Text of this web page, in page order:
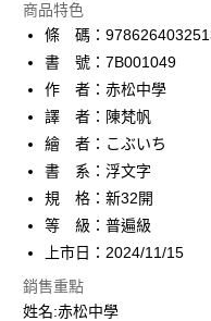
AFTEE先享後付
相關說明
AFTEE先享後付是「在收到商
便利好安心！
１．簡單：不需註冊會員、不
２．便利：只要手機號碼，簡
３．安心：先確認商品／服務
１．於結帳方式選擇「AFTEE
付」結帳頁面，進行簡訊認證
３．收到繳費通知簡訊後14天
／ATM／網路銀行／等多元方
ATM付款
運送方式
全家取貨付款
每筆NT$80，滿NT$500(含
每筆NT$80，滿NT$500(含
商品特色
條 碼：
書 號：7B001049
作 者：赤松中學
譯 者：陳梵帆
繪 者：こぶいち
書 系：浮文字
規 格：新32開
等 級：普遍級
上市日：2024/11/15
銷售重點
姓名:赤松中學